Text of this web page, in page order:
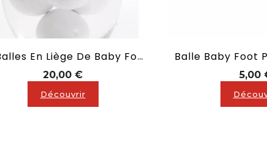
10 Balles En Liège De Baby Foot BLANCHES
20,00 €Prix
Découvrir
5,00